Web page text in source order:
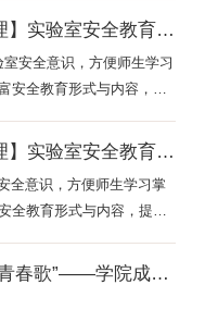
期——《CO2灭火器的使
来一起学习吧！
【安全与实验室管理】实验室安全教育视频之基础安全系列（五）
全意识，方便师生学习
安全教育形式与内容，提
的第五期——《火灾的分
《室内消火栓的使用》，
【安全与实验室管理】实验室安全教育视频之基础安全系列（四）
全意识，方便师生学习掌
全教育形式与内容，提升
四期——《实验室用电及
“绷紧安全弦，奏响青春歌”——学院成功举办2024年实验室安全知识竞答与案例展示活动